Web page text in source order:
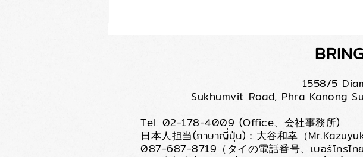
1558/5
Sukhumvit Road, Phra Kanong
Tel. 02-178-4009 (Office、会社事務所)
日本人担当(ภาษาญี่ปุ่น)：大谷和幸（
087-687-8719（タイの電話番号、เบอร์โทรไท